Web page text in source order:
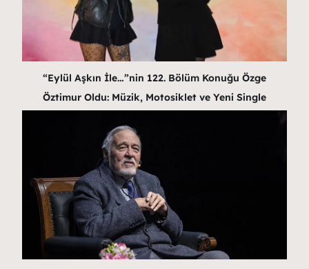
“Eylül Aşkın İle…”nin 122. Bölüm Konuğu Özge
Öztimur Oldu: Müzik, Motosiklet ve Yeni Single